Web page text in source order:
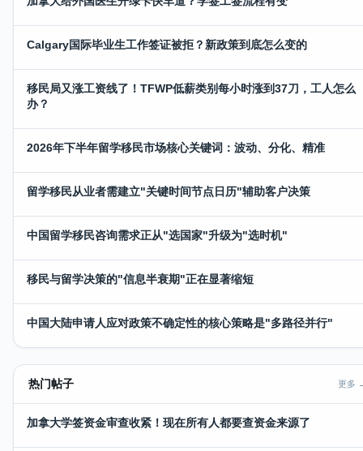
Calgary国际毕业生工作签证被拒？新政策到底怎么变的
移民局又涨工资线了！TFWP低薪类别每小时涨到37刀，工人怎么
办？
2026年下半年留学移民市场核心关键词：波动、分化、精准
留学移民从业者需建立"关键时间节点日历"辅助客户决策
中国留学移民咨询需求正从"选国家"升级为"选时机"
移民与留学决策的"信息半衰期"正在显著缩短
中国大陆申请人应对政策不确定性的核心策略是"多路径并行"
热门帖子 更多
加拿大学签资金审查收紧！现在所有人都要查资金来源了